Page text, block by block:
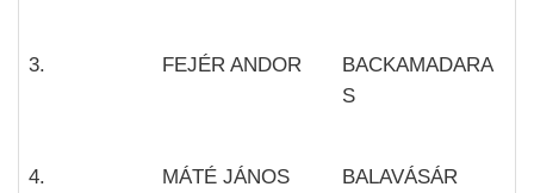
3. FEJÉR ANDOR
BACKAMADARA
S
4. MÁTÉ JÁNOS BALAVÁSÁR